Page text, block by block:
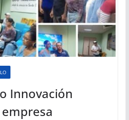
Innovación